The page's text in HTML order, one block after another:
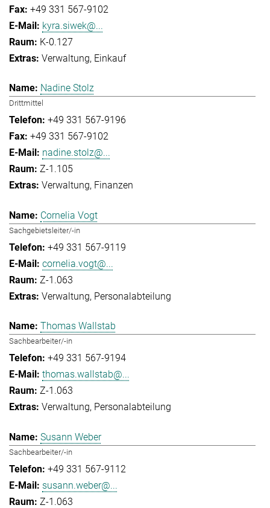
+49 331 567-9102
kyra.siwek@...
K-0.127
Verwaltung Einkauf
Nadine Stolz
Drittmittel
+49 331 567-9196
+49 331 567-9102
nadine.stolz@...
Z-1.105
Verwaltung Finanzen
Cornelia Vogt
Sachgebietsleiter/-in
+49 331 567-9119
cornelia.vogt@...
Z-1.063
Verwaltung Personalabteilung
Thomas Wallstab
Sachbearbeiter/-in
+49 331 567-9194
thomas.wallstab@...
Z-1.063
Verwaltung Personalabteilung
Susann Weber
Sachbearbeiter/-in
+49 331 567-9112
susann.weber@...
Z-1.063